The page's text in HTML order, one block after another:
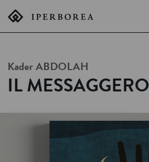
Kader ABDOLAH
IL MESSAGGERO